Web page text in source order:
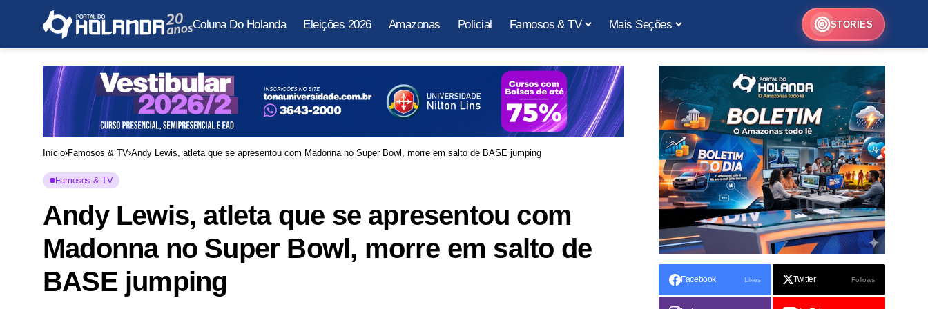
Coluna Do Holanda Eleições 2026 Amazonas Policial Famosos & TV Mais Seções STORIES
Início Famosos & TV Andy Lewis, atleta que se apresentou com Madonna no Super Bowl, morre em salto de BASE jumping
Famosos & TV
Andy Lewis, atleta que se apresentou com
Madonna no Super Bowl, morre em salto de
BASE jumping
Facebook Likes Twitter Follows